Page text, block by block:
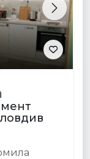
Next